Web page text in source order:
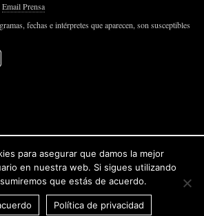
Email Prensa
fechas e intérpretes que aparecen, son susceptibles
para asegurar que damos la mejor
en nuestra web. Si sigues utilizando
que estás de acuerdo.
Política de privacidad